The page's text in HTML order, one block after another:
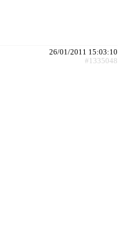
26/01/2011 15:03:10
#1335048